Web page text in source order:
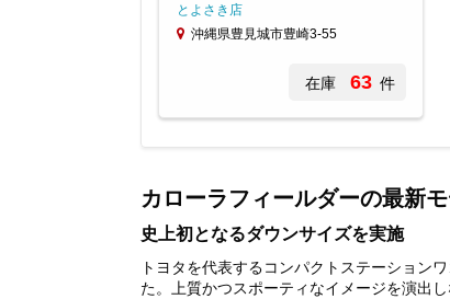
とよさき店
沖縄県豊見城市豊崎3-55
在庫 63 件
2
カローラフィールダーの最新
史上初となるダウンサイズを実施
トヨタを代表するコンパクトステーション
た。上質かつスポーティなイメージを演出